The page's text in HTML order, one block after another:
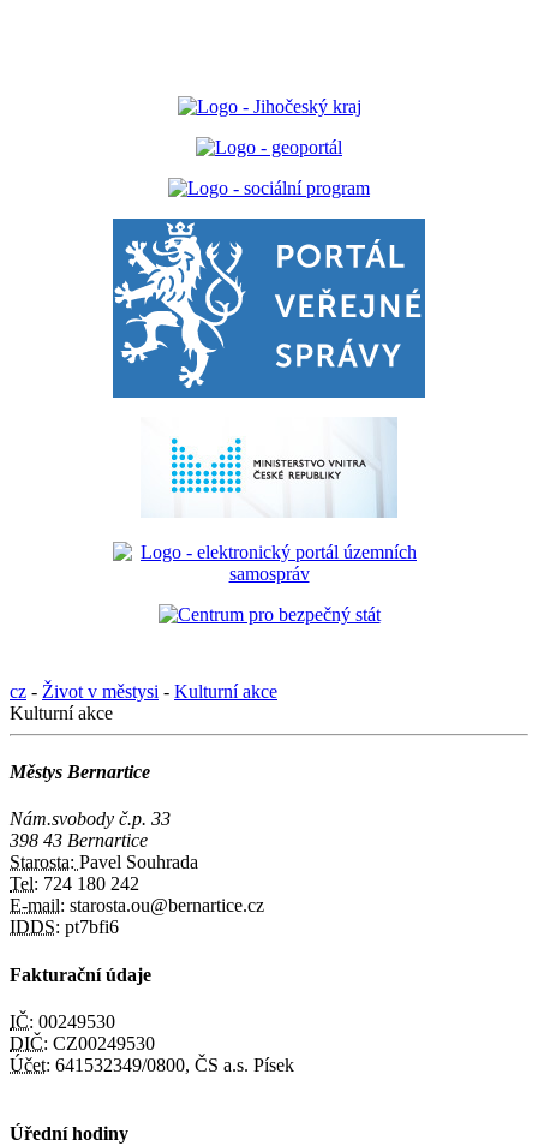
cz - Život v městysi - Kulturní akce
Kulturní akce
Městys Bernartice
Nám.svobody č.p. 33
398 43 Bernartice
Starosta: Pavel Souhrada
Tel: 724 180 242
E-mail: starosta.ou@bernartice.cz
IDDS: pt7bfi6
Fakturační údaje
IČ: 00249530
DIČ: CZ00249530
Účet: 641532349/0800, ČS a.s. Písek
Úřední hodiny